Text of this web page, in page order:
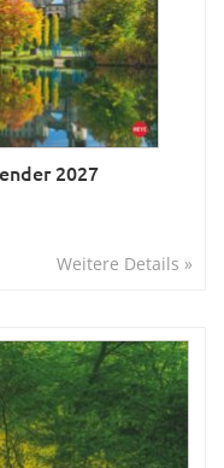
2027
Weitere Details »